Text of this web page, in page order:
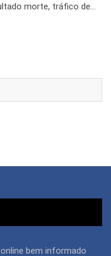
morte, tráfico de…
bem informado